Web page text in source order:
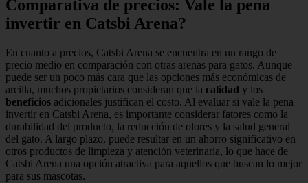
Comparativa de precios: Vale la pena
invertir en Catsbi Arena?
En cuanto a precios, Catsbi Arena se encuentra en un rango de
precio medio en comparación con otras arenas para gatos. Aunque
puede ser un poco más cara que las opciones más económicas de
arcilla, muchos propietarios consideran que la calidad y los
beneficios adicionales justifican el costo. Al evaluar si vale la pena
invertir en Catsbi Arena, es importante considerar fatores como la
durabilidad del producto, la reducción de olores y la salud general
del gato. A largo plazo, puede resultar en un ahorro significativo en
otros productos de limpieza y atención veterinaria, lo que hace de
Catsbi Arena una opción atractiva para aquellos que buscan lo mejor
para sus mascotas.